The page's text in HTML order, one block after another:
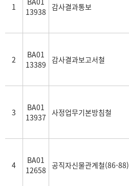
1
13938
감사결과통보
2
BA01
13389
감사결과보고서철
3
BA01
13937 사정업무기본방침철
4
BA01
12658 공직자신물관계철(86-88)